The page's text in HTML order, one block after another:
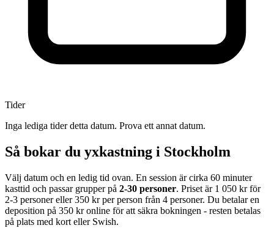
Tider
Inga lediga tider detta datum. Prova ett annat datum.
Så bokar du yxkastning i Stockholm
Välj datum och en ledig tid ovan. En session är cirka 60 minuter
kasttid och passar grupper på 2-30 personer. Priset är 1 050 kr för
2-3 personer eller 350 kr per person från 4 personer. Du betalar en
deposition på 350 kr online för att säkra bokningen - resten betalas
på plats med kort eller Swish.